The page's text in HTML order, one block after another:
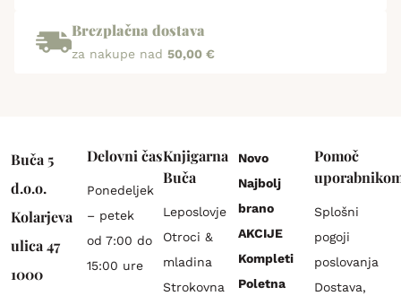
Brezplačna dostava
za nakupe nad 50,00 €
Buča 5
d.o.o.
Kolarjeva
ulica 47
1000
Delovni čas
Ponedeljek
– petek
od 7:00 do
15:00 ure
Knjigarna
Buča
Leposlovje
Otroci &
mladina
Strokovna
Novo
Najbolj
brano
AKCIJE
Kompleti
Poletna
Pomoč
Splošni
pogoji
poslovanja
Dostava,